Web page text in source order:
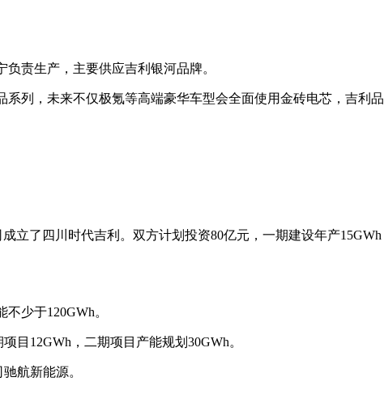
责生产，主要供应吉利银河品牌。
列，未来不仅极氪等高端豪华车型会全面使用金砖电芯，吉利品
立了四川时代吉利。双方计划投资80亿元，一期建设年产15GWh
少于120GWh。
目12GWh，二期项目产能规划30GWh。
航新能源。